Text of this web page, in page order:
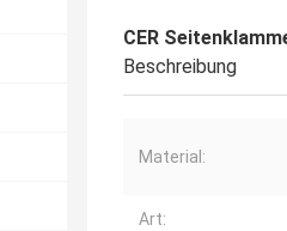
CER
Beschreibung
Material:
Art: